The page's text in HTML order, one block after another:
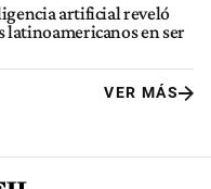
artificial reveló
latinoamericanos en ser
VER MÁS